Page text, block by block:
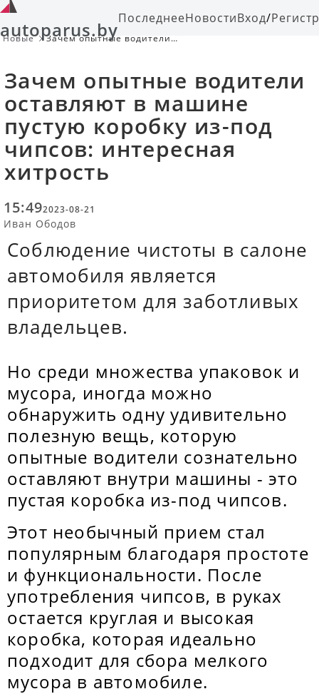
autoparus.byПоследнееНовостиВход/
Новые
Зачем опытные водители
хитрость
Зачем опытные водители
оставляют в машине
пустую коробку из-под
чипсов: интересная
хитрость
15:492023-08-21
Иван Ободов
Соблюдение чистоты в салоне
автомобиля является
приоритетом для заботливых
владельцев.
Но среди множества упаковок и
мусора, иногда можно
обнаружить одну удивительно
полезную вещь, которую
опытные водители сознательно
оставляют внутри машины - это
пустая коробка из-под чипсов.
Этот необычный прием стал
популярным благодаря простоте
и функциональности. После
употребления чипсов, в руках
остается круглая и высокая
коробка, которая идеально
подходит для сбора мелкого
мусора в автомобиле.